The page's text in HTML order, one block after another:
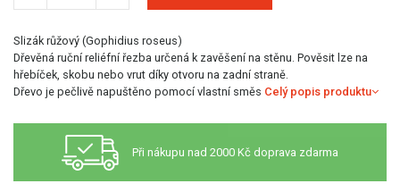
Slizák růžový (Gophidius roseus)
Dřevěná ruční reliéfní řezba určená k zavěšení na stěnu. Pověsit lze na
hřebíček, skobu nebo vrut díky otvoru na zadní straně.
Dřevo je pečlivě napuštěno pomocí vlastní směs Celý popis produktu
Při nákupu nad 2000 Kč doprava zdarma